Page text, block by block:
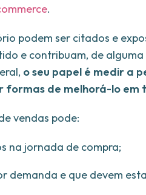
.
podem ser citados e
e contribuam, de
o seu papel é medir a
de melhorá-lo em
vendas pode:
na jornada de compra;
demanda e que devem